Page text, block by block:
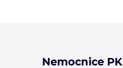
Nemocnice PK